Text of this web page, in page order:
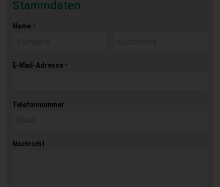
Stammdaten
Name *
E-Mail-Adresse *
Telefonnummer
Nachricht